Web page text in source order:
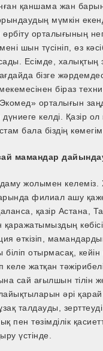
қаншама жан
мүмкін
орталығының
шын түсініп, өз
Есімде,
бізге
біраз
«Экомед» орталығын
дүниеге келді. Қазір
бала біздің
мамандар дайындау
жолымен келеміз.
филиал ашу
қазір
қаражатымыздың
өткізіп, мамандардың
отырмасақ, кейін
жатқан
сай ағылшын тілін
әрі
талдауды,
төзімділік
үстінде.